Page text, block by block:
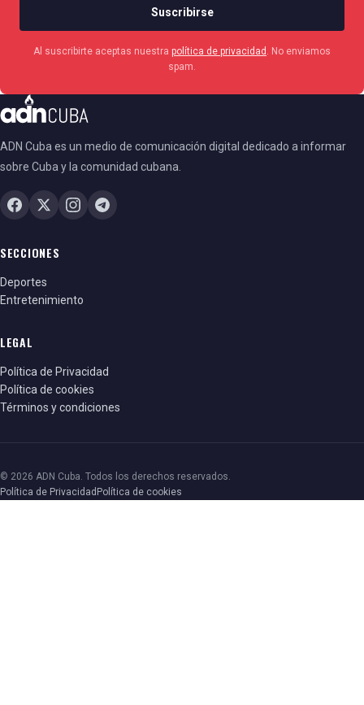
Suscribirse
Al suscribirte aceptas nuestra política de privacidad
. No enviamos
spam.
ADN Cuba es un medio de comunicación digital dedicado a informar
sobre Cuba y la comunidad cubana.
SECCIONES
Deportes
Entretenimiento
LEGAL
Política de Privacidad
Política de cookies
Términos y condiciones
© 2026 ADN Cuba. Todos los derechos reservados.
Política de Privacidad Política de cookies